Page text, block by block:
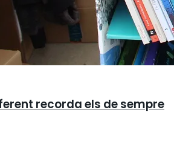
recorda els de sempre